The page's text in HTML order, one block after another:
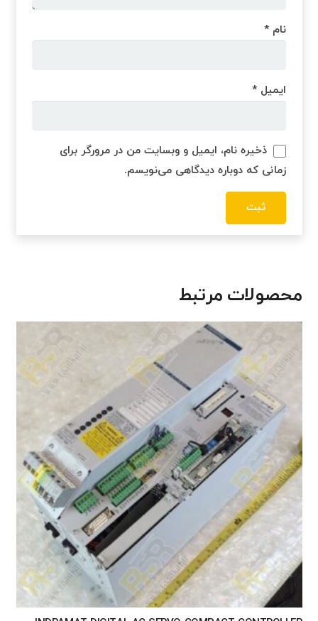
نام *
ایمیل *
ذخیره نام، ایمیل و وبسایت من در مرورگر برای
زمانی که دوباره دیدگاهی می‌نویسم.
محصولات مرتبط